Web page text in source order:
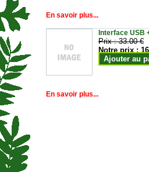
En savoir plus...
Interface USB
Prix :33.00 €
Notre prix :
Ajouter au
En savoir plus...